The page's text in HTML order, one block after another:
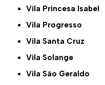
Vila Princesa Isabel
Vila Progresso
Vila Santa Cruz
Vila Solange
Vila São Geraldo